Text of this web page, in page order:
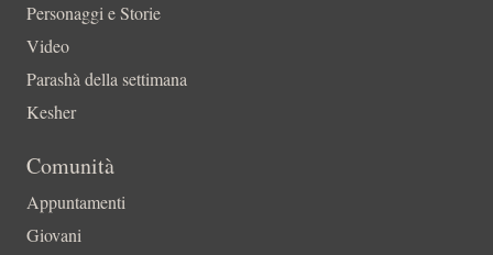
Personaggi e Storie
Video
Parashà della settimana
Kesher
Comunità
Appuntamenti
Giovani